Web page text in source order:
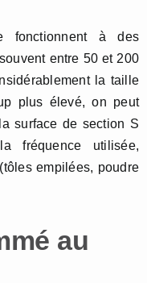
fonctionnent à des
entre 50 et 200
la taille
plus élevé, on peut
surface de section S
fréquence utilisée,
empilées, poudre
au